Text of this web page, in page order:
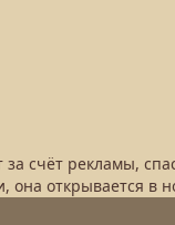
за счёт рекламы,
она открывается в